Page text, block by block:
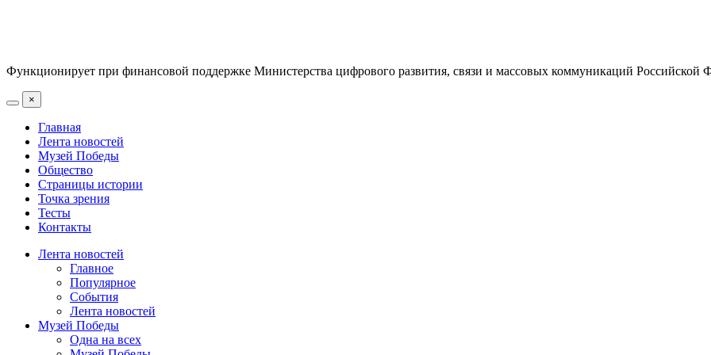
Функционирует при финансовой поддержке Министерства цифрового развития, связи и массовых коммуникаций Российской
×
Главная
Лента новостей
Музей Победы
Общество
Страницы истории
Точка зрения
Тесты
Контакты
Лента новостей
Главное
Популярное
События
Лента новостей
Музей Победы
Одна на всех